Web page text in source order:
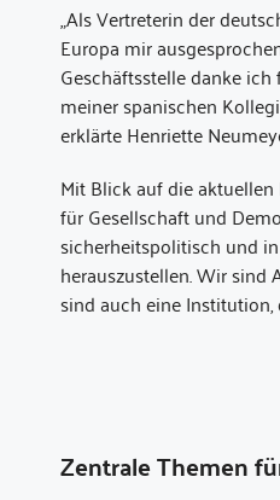
„Als Vertreterin der
Europa mir
Geschäftsstelle danke
meiner spanischen
erklärte Henriette
Mit Blick auf die
für Gesellschaft und
sicherheitspolitisch und
herauszustellen. Wir sind
sind auch eine Institution,
Zentrale Themen